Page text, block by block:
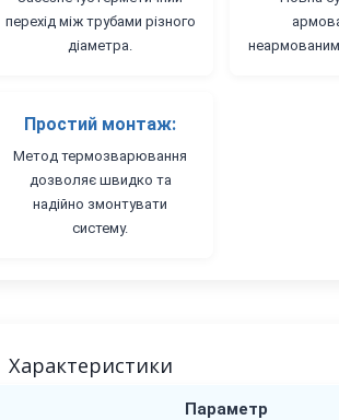
перехід між трубами різного
діаметра.
Простий монтаж:
Метод термозварювання
дозволяє швидко та
надійно змонтувати
систему.
Характеристики
Параметр